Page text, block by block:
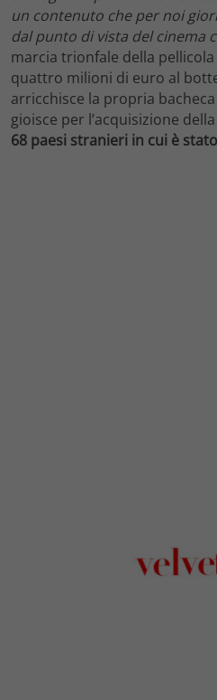
un contenuto che per noi
dal punto di vista del cinema
marcia trionfale della
quattro milioni di euro al
arricchisce la propria
gioisce per l’acquisizione
68 paesi stranieri in cui è